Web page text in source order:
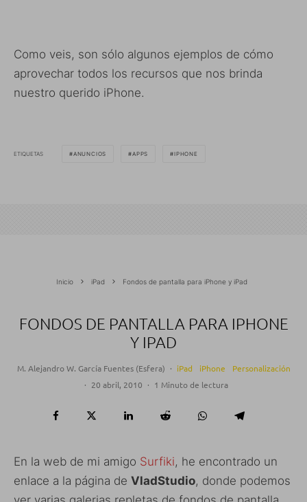
Como veis, son sólo algunos ejemplos de cómo
aprovechar todos los recursos que nos brinda
nuestro querido iPhone.
ETIQUETAS ANUNCIOS APPS IPHONE
Inicio iPad Fondos de pantalla para iPhone y iPad
FONDOS DE PANTALLA PARA IPHONE
Y IPAD
M. Alejandro W. García Fuentes (Esfera) · iPad iPhone
Personalización
· 20 abril, 2010 · 1 Minuto de lectura
En la web de mi amigo Surfiki, he encontrado un
enlace a la página de VladStudio, donde podemos